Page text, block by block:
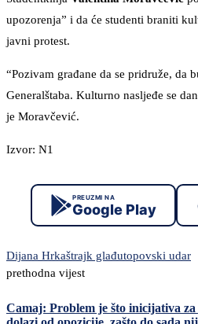
upozorenja” i da će studenti braniti
javni protest.
“Pozivam građane da se pridruže, da
Generalštaba. Kulturno nasljeđe se
je Moravčević.
Izvor: N1
PREUZMI NA
Google Play
Dijana Hrkaštrajk glađutopovski udar
prethodna vijest
Camaj: Problem je što inicijativa